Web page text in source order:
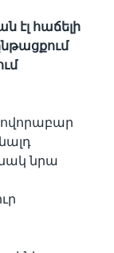
էլ հաճելի
նրա